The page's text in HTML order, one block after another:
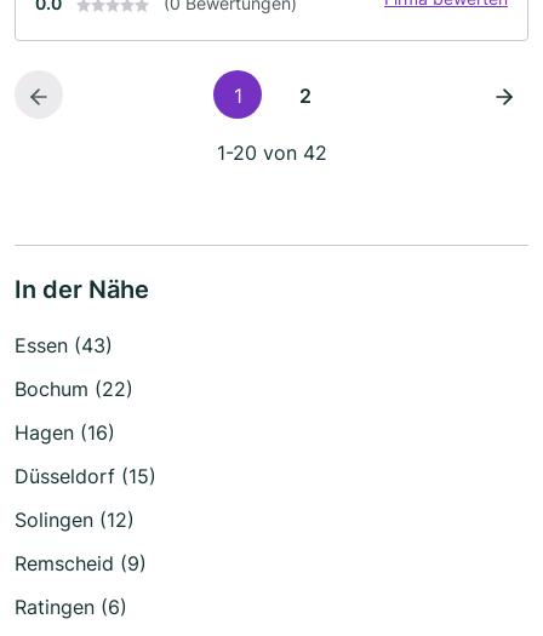
1 2
1-20 von 42
In der Nähe
Essen (43)
Bochum (22)
Hagen (16)
Düsseldorf (15)
Solingen (12)
Remscheid (9)
Ratingen (6)